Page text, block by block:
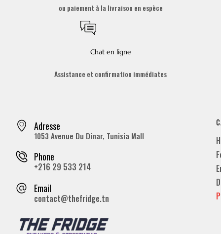
ou paiement à la livraison en espèce
Chat en ligne
Assistance et confirmation immédiates
Adresse
1053 Avenue Du Dinar, Tunisia Mall
Phone
+216 29 533 214
Email
contact@thefridge.tn